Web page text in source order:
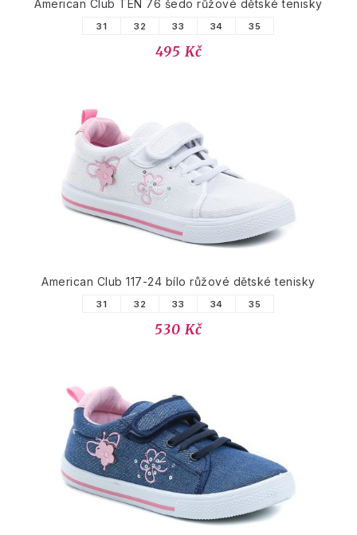
American Club TEN 76 šedo růžové dětské tenisky
31 32 33 34 35
495 Kč
American Club 117-24 bílo růžové dětské tenisky
31 32 33 34 35
530 Kč